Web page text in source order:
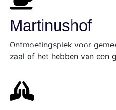
Martinushof
Ontmoetingsplek voor
zaal of het hebben van een